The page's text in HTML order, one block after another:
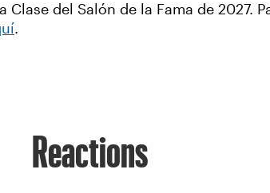
del Salón de la Fama de 2027.
.
Reactions